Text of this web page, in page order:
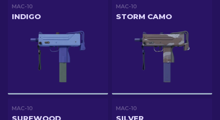
MAC-10
INDIGO
MAC-10
STORM CAMO
MAC-10 MAC-10